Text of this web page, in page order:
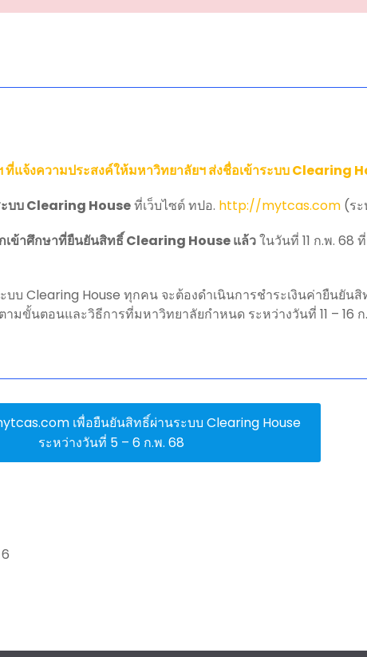
ที่แจ้งความประสงค์ให้มหาวิทยาลัยฯ ส่งชื่อเข้าระบบ Clearing
ะบบ Clearing Houseที่เว็บไซต์ ทปอ. http://mytcas.com (ร
เข้าศึกษาที่ยืนยันสิทธิ์ Clearing House แล้วในวันที่ 11 ก.พ. 68
บ Clearing House ทุกคน จะต้องดำเนินการชำระเงินค่ายืนยันสิ
มขั้นตอนและวิธีการที่มหาวิทยาลัยกำหนด ระหว่างวันที่ 11 – 16
เพื่อยืนยันสิทธิ์ผ่านระบบ Clearing House
ระหว่างวันที่ 5 – 6 ก.พ. 68